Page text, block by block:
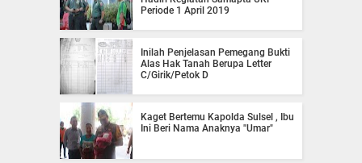
Periode 1 April 2019
Inilah Penjelasan Pemegang Bukti
Alas Hak Tanah Berupa Letter
C/Girik/Petok D
Kaget Bertemu Kapolda Sulsel , Ibu
Ini Beri Nama Anaknya "Umar"